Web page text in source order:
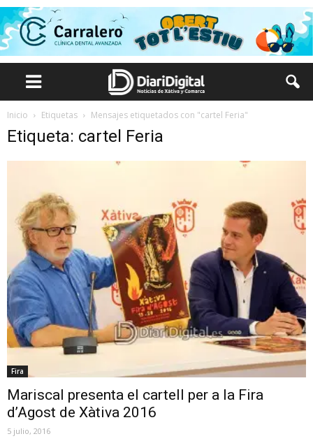
Inicio Etiquetas Mensajes etiquetados con "cartel Feria"
Etiqueta: cartel Feria
Fira
Mariscal presenta el cartell per a la Fira
d’Agost de Xàtiva 2016
5 julio, 2016